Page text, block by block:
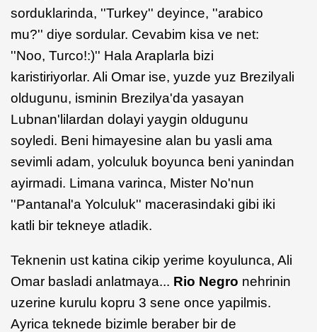
sorduklarinda, ''Turkey'' deyince, ''arabico
mu?'' diye sordular. Cevabim kisa ve net:
''Noo, Turco!:)'' Hala Araplarla bizi
karistiriyorlar. Ali Omar ise, yuzde yuz Brezilyali
oldugunu, isminin Brezilya'da yasayan
Lubnan'lilardan dolayi yaygin oldugunu
soyledi. Beni himayesine alan bu yasli ama
sevimli adam, yolculuk boyunca beni yanindan
ayirmadi. Limana varinca, Mister No'nun
''Pantanal'a Yolculuk'' macerasindaki gibi iki
katli bir tekneye atladik.
Teknenin ust katina cikip yerime koyulunca, Ali
Omar basladi anlatmaya... Rio Negro nehrinin
uzerine kurulu kopru 3 sene once yapilmis.
Ayrica teknede bizimle beraber bir de